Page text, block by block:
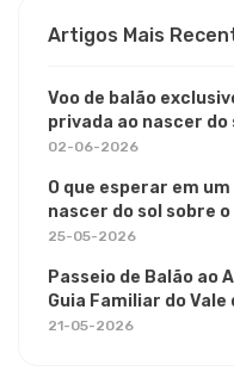
Artigos Mais
Voo de balão
privada ao nascer do
02-06-2026
O que esperar em
nascer do sol sobre o
25-05-2026
Passeio de Balão ao
Guia Familiar do Vale
21-05-2026